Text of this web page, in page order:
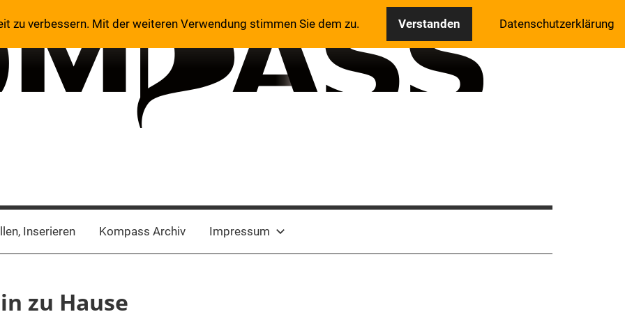
Inserieren Kompass Archiv Impressum
zu Hause
zu verbessern. Mit der weiteren Verwendung stimmen Sie dem zu. Verstanden Datenschutzerklärung